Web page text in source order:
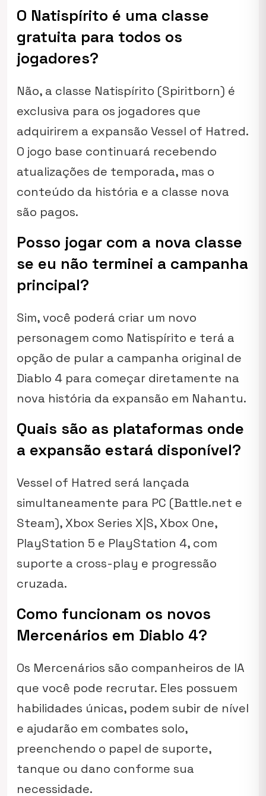
O Natispírito é uma classe
gratuita para todos os
jogadores?
Não, a classe Natispírito (Spiritborn) é
exclusiva para os jogadores que
adquirirem a expansão Vessel of Hatred.
O jogo base continuará recebendo
atualizações de temporada, mas o
conteúdo da história e a classe nova
são pagos.
Posso jogar com a nova classe
se eu não terminei a campanha
principal?
Sim, você poderá criar um novo
personagem como Natispírito e terá a
opção de pular a campanha original de
Diablo 4 para começar diretamente na
nova história da expansão em Nahantu.
Quais são as plataformas onde
a expansão estará disponível?
Vessel of Hatred será lançada
simultaneamente para PC (Battle.net e
Steam), Xbox Series X|S, Xbox One,
PlayStation 5 e PlayStation 4, com
suporte a cross-play e progressão
cruzada.
Como funcionam os novos
Mercenários em Diablo 4?
Os Mercenários são companheiros de IA
que você pode recrutar. Eles possuem
habilidades únicas, podem subir de nível
e ajudarão em combates solo,
preenchendo o papel de suporte,
tanque ou dano conforme sua
necessidade.